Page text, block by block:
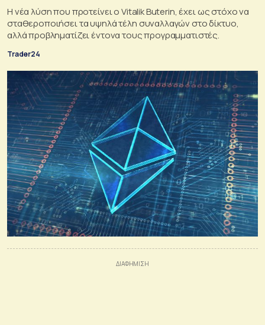
Η νέα λύση που προτείνει o Vitalik Buterin, έχει ως στόχο να
σταθεροποιήσει τα υψηλά τέλη συναλλαγών στο δίκτυο,
αλλά προβληματίζει έντονα τους προγραμματιστές.
Trader24